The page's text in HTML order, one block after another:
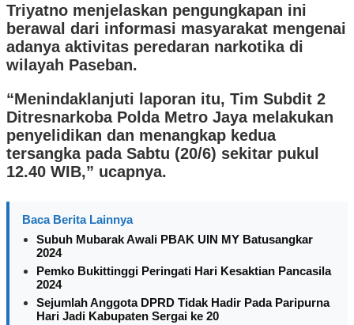
Triyatno menjelaskan pengungkapan ini
berawal dari informasi masyarakat mengenai
adanya aktivitas peredaran narkotika di
wilayah Paseban.
“Menindaklanjuti laporan itu, Tim Subdit 2
Ditresnarkoba Polda Metro Jaya melakukan
penyelidikan dan menangkap kedua
tersangka pada Sabtu (20/6) sekitar pukul
12.40 WIB,” ucapnya.
Baca Berita Lainnya
Subuh Mubarak Awali PBAK UIN MY Batusangkar
2024
Pemko Bukittinggi Peringati Hari Kesaktian Pancasila
2024
Sejumlah Anggota DPRD Tidak Hadir Pada Paripurna
Hari Jadi Kabupaten Sergai ke 20